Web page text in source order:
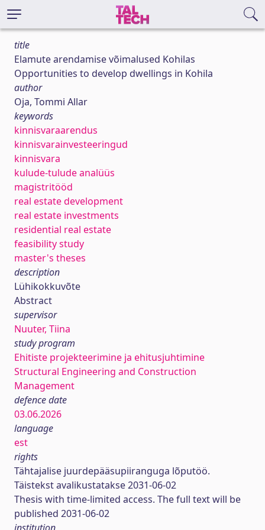
title
Elamute arendamise võimalused Kohilas
Opportunities to develop dwellings in Kohila
author
Oja, Tommi Allar
keywords
kinnisvaraarendus
kinnisvarainvesteeringud
kinnisvara
kulude-tulude analüüs
magistritööd
real estate development
real estate investments
residential real estate
feasibility study
master's theses
description
Lühikokkuvõte
Abstract
supervisor
Nuuter, Tiina
study program
Ehitiste projekteerimine ja ehitusjuhtimine
Structural Engineering and Construction
Management
defence date
03.06.2026
language
est
rights
Tähtajalise juurdepääsupiiranguga lõputöö.
Täistekst avalikustatakse 2031-06-02
Thesis with time-limited access. The full text will be
published 2031-06-02